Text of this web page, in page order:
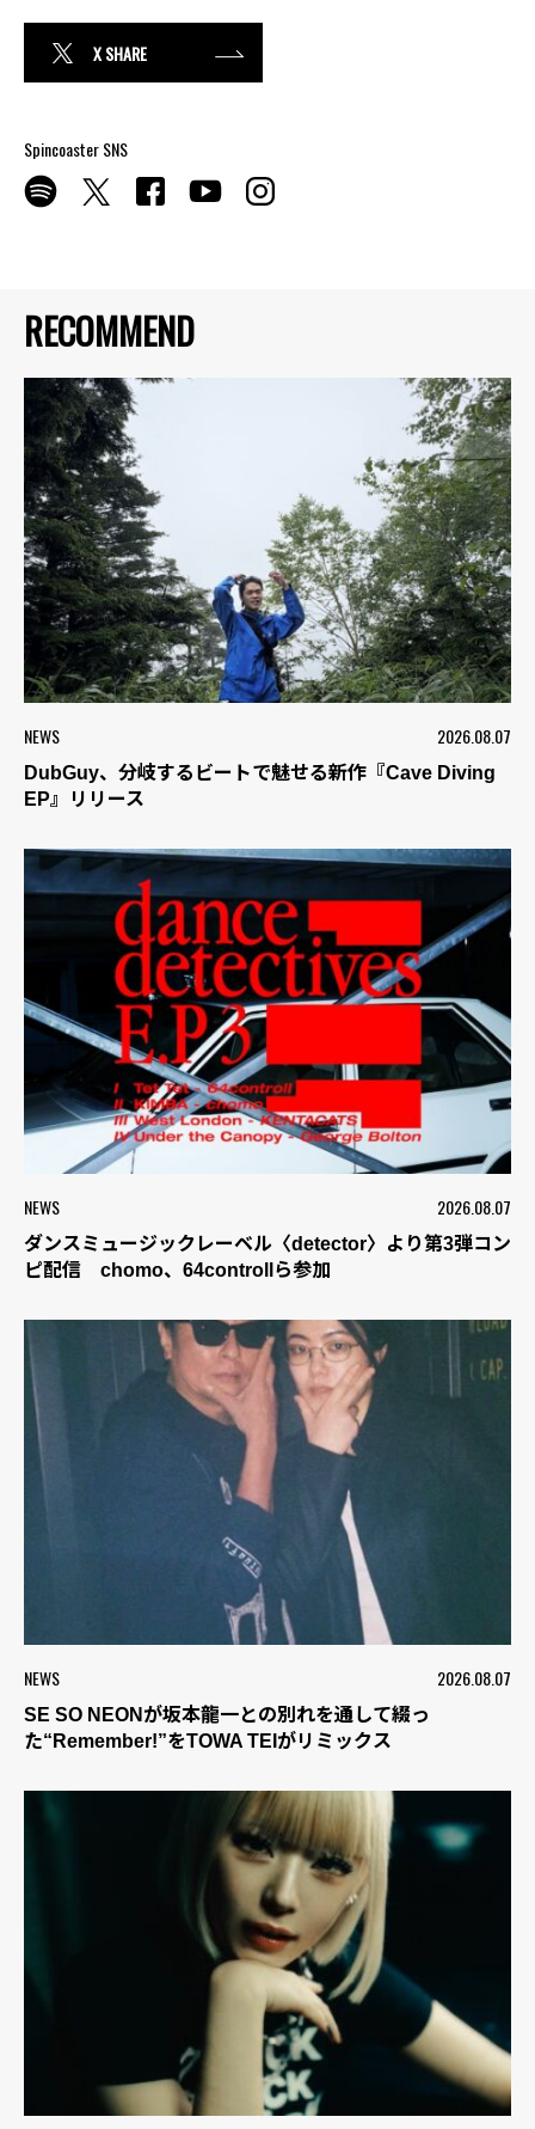
RECOMMEND
NEWS 2026.08.07
DubGuy、分岐するビートで魅せる新作『Cave Diving
EP』リリース
NEWS 2026.08.07
ダンスミュージックレーベル〈detector〉より第3弾コン
ピ配信 chomo、64controllら参加
NEWS 2026.08.07
SE SO NEONが坂本龍一との別れを通して綴っ
た“Remember!”をTOWA TEIがリミックス
X SHARE
Spincoaster SNS